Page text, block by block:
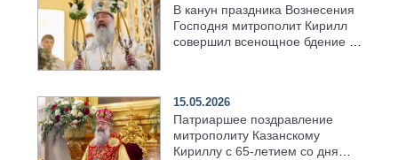
В канун праздника Вознесения
Господня митрополит Кирилл
совершил всенощное бдение в
15.05.2026
Патриаршее поздравление
митрополиту Казанскому
Кириллу с 65-летием со дня